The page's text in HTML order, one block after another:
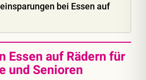
bei Essen auf
Essen auf Rädern für
und Senioren